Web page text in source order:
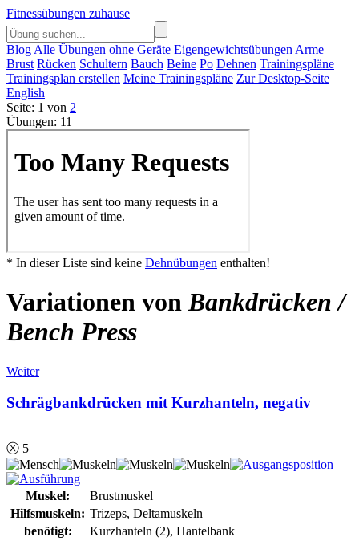
Fitnessübungen zuhause
Blog Alle Übungen ohne Geräte Eigengewichtsübungen Arme
Brust Rücken Schultern Bauch Beine Po Dehnen Trainingspläne
Trainingsplan erstellen Meine Trainingspläne Zur Desktop-Seite
English
Seite: 1 von 2
Übungen: 11
* In dieser Liste sind keine Dehnübungen enthalten!
Variationen vonBankdrücken /
Bench Press
Weiter
Schrägbankdrücken mit Kurzhanteln, negativ
ⓧ 5
Muskel:
Brustmuskel
Hilfsmuskeln: Trizeps, Deltamuskeln
benötigt:
Kurzhanteln (2), Hantelbank